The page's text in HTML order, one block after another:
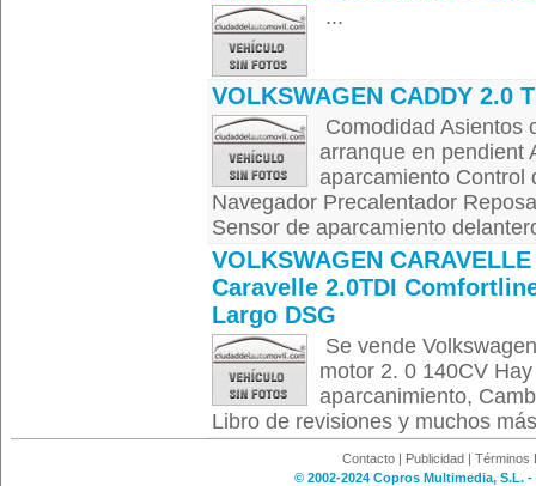
...
VOLKSWAGEN CADDY 2.0
Comodidad Asientos
arranque en pendient
aparcamiento Control
Navegador Precalentador
Sensor de aparcamiento
VOLKSWAGEN
Caravelle 2.0TDI
Largo DSG
Se vende
motor 2. 0 140CV
aparcanimiento,
Libro de revisiones y muchos
Contacto | Publicidad | Términos
© 2002-2024 Copros Multimedia, S.L.